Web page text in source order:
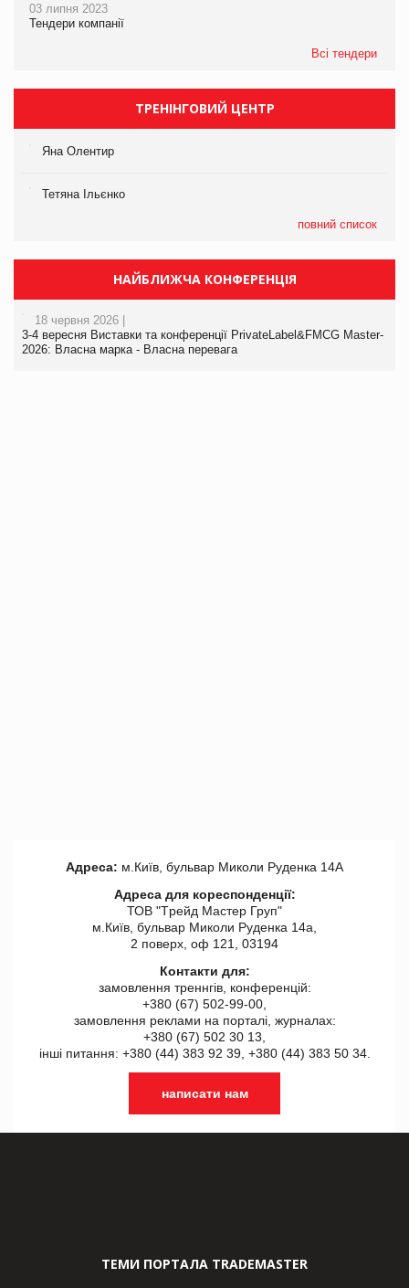
03 липня 2023
Тендери компанії
Всі тендери
ТРЕНІНГОВИЙ ЦЕНТР
Яна Олентир
Тетяна Ільєнко
повний список
НАЙБЛИЖЧА КОНФЕРЕНЦІЯ
18 червня 2026 |
3-4 вересня Виставки та конференції PrivateLabel&FMCG Master-
2026: Власна марка - Власна перевага
Адреса: м.Київ, бульвар Миколи Руденка 14А
Адреса для кореспонденції:
ТОВ "Tрейд Мастер Груп"
м.Київ, бульвар Миколи Руденка 14а,
2 поверх, оф 121, 03194
Контакти для:
замовлення треннгів, конференцій:
+380 (67) 502-99-00,
замовлення реклами на порталі, журналах:
+380 (67) 502 30 13,
інші питання: +380 (44) 383 92 39, +380 (44) 383 50 34.
написати нам
ТЕМИ ПОРТАЛА TRADEMASTER